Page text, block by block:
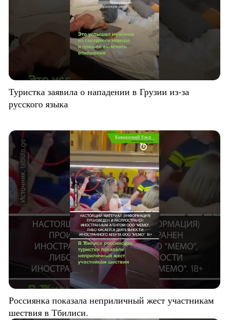
Туристка заявила о нападении в Грузии из-за
русского языка
Россиянка показала неприличный жест участникам
шествия в Тбилиси.